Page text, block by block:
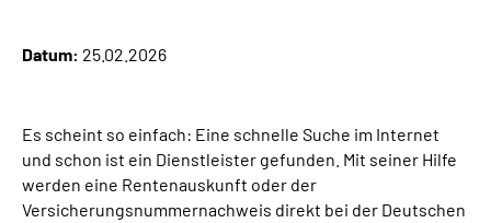
Leichte Sprache
Suche
Datum: 25.02.2026
Es scheint so einfach: Eine schnelle Suche im Internet
und schon ist ein Dienstleister gefunden. Mit seiner Hilfe
werden eine Rentenauskunft oder der
Versicherungsnummernachweis direkt bei der Deutschen